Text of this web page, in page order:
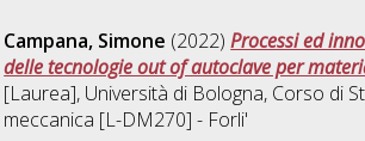
Campana, Simone (2022)Processi ed
delle tecnologie out of autoclave per
[Laurea], Università di Bologna, Corso di
meccanica [L-DM270] - Forli'